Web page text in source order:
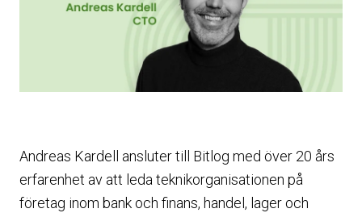
Andreas Kardell ansluter till Bitlog med över 20 års
erfarenhet av att leda teknikorganisationen på
företag inom bank och finans, handel, lager och